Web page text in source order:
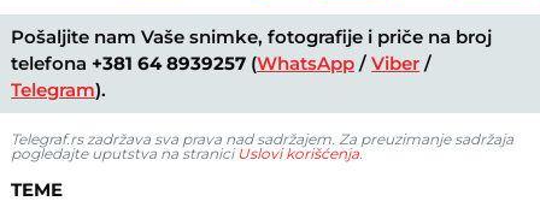
Pošaljite nam Vaše snimke, fotografije i priče na broj
telefona +381 64 8939257 (WhatsApp /Viber /
Telegram).
Telegraf.rs zadržava sva prava nad sadržajem. Za preuzimanje sadržaja
pogledajte uputstva na stranici Uslovi korišćenja.
TEME